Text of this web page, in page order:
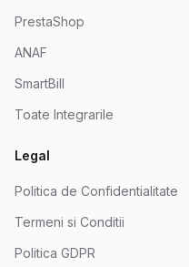
PrestaShop
ANAF
SmartBill
Toate Integrarile
Legal
Politica de Confidentialitate
Termeni si Conditii
Politica GDPR